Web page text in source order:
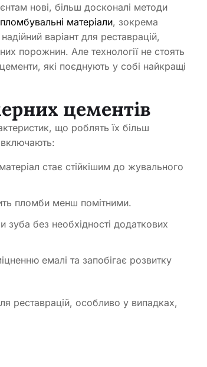
нові, більш досконалі методи
пломбувальні матеріали, зокрема
варіант для реставрацій,
порожнин. Але технології не стоять
які поєднують у собі найкращі
цементів
що роблять їх більш
включають:
стає стійкішим до жувального
пломби менш помітними.
без необхідності додаткових
емалі та запобігає розвитку
реставрацій, особливо у випадках,